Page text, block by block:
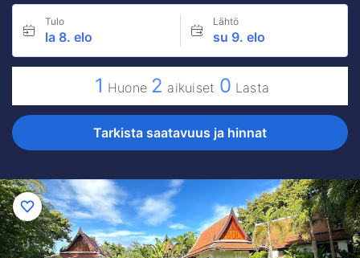
Tulo
la 8. elo
Lähtö
su 9. elo
1 Huone 2 aikuiset 0 Lasta
Tarkista saatavuus ja hinnat